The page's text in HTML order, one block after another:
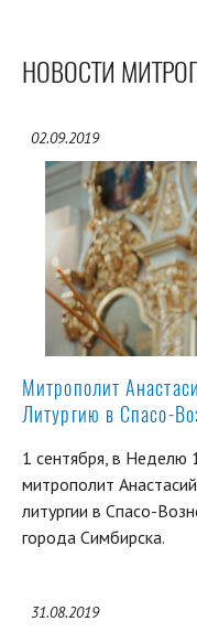
НОВОСТИ
02.09.2019
Митрополит
Литургию в Спасо-
1 сентября, в Неделю
митрополит
литургии в Спасо-
города Симбирска.
31.08.2019